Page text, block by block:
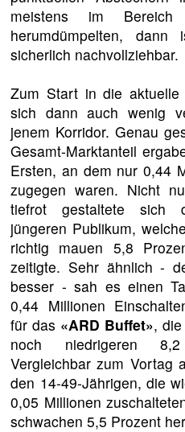
meistens im
herumdümpelten, dann
sicherlich nachvollziehbar.
Zum Start in die aktuelle
sich dann auch wenig
jenem Korridor. Genau
Gesamt-Marktanteil
Ersten, an dem nur 0,44
zugegen waren. Nicht
tiefrot gestaltete sich
jüngeren Publikum,
richtig mauen 5,8
zeitigte. Sehr ähnlich -
besser - sah es einen
0,44 Millionen
für das «ARD Buffet»,
noch niedrigeren
Vergleichbar zum Vortag
den 14-49-Jährigen, die
0,05 Millionen
schwachen 5,5 Prozent